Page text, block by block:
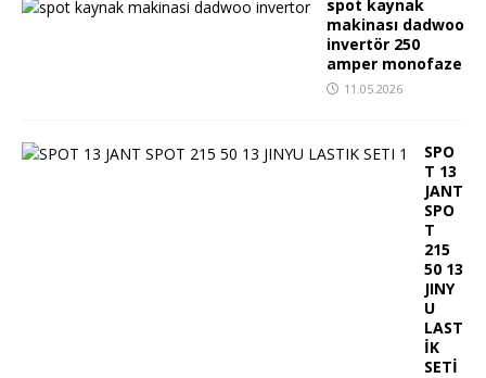
spot kaynak
makinası dadwoo
invertör 250
amper monofaze
11.05.2026
SPO
T 13
JANT
SPO
T
215
50 13
JINY
U
LAST
İK
SETİ